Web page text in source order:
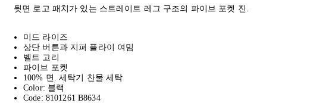
뒷면 로고 패치가 있는 스트레이트 레그 구조의 파이브 포켓 진.
미드 라이즈
상단 버튼과 지퍼 플라이 여밈
벨트 고리
파이브 포켓
100% 면. 세탁기 찬물 세탁
Color: 블랙
Code: 8101261 B8634